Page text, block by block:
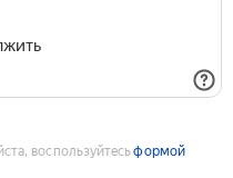
воспользуйтесьформой